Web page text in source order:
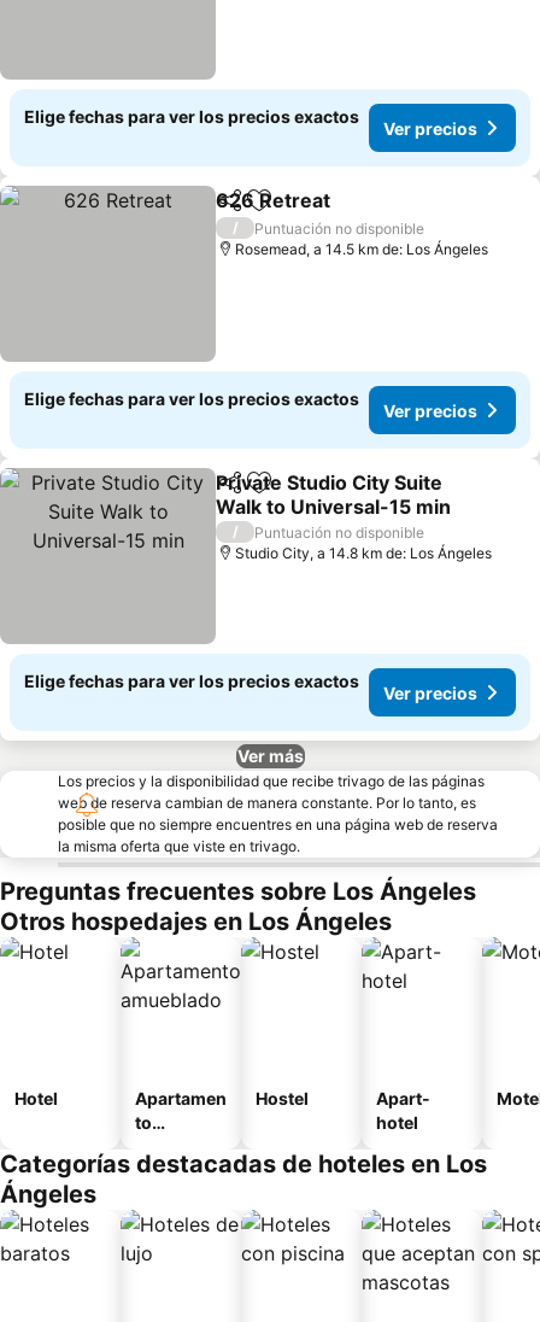
Elige fechas para ver los precios exactos
Ver precios
CompartirAgregar a favoritos
626 Retreat
/
Puntuación no disponible
Rosemead, a 14.5 km de: Los Ángeles
Elige fechas para ver los precios exactos
Ver precios
CompartirAgregar a favoritos
Private Studio City Suite
Walk to Universal-15 min
/
Puntuación no disponible
Studio City, a 14.8 km de: Los Ángeles
Elige fechas para ver los precios exactos
Ver precios
Ver más
Los precios y la disponibilidad que recibe trivago de las páginas
web de reserva cambian de manera constante. Por lo tanto, es
posible que no siempre encuentres en una página web de reserva
la misma oferta que viste en trivago.
Preguntas frecuentes sobre Los Ángeles
Otros hospedajes en Los Ángeles
Hotel
Apartamen
to
o
Hostel
Apart-
hotel
Categorías destacadas de hoteles en Los
Ángeles